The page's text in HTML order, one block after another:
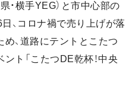
・横手YEG）と市中心部の
、コロナ禍で売り上げが落
、道路にテントとこたつ
ト「こたつDE乾杯！中央